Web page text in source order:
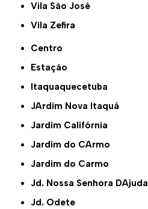
Vila São José
Vila Zefira
Centro
Estação
Itaquaquecetuba
JArdim Nova Itaquá
Jardim Califórnia
Jardim do CArmo
Jardim do Carmo
Jd. Nossa Senhora DAjuda
Jd. Odete